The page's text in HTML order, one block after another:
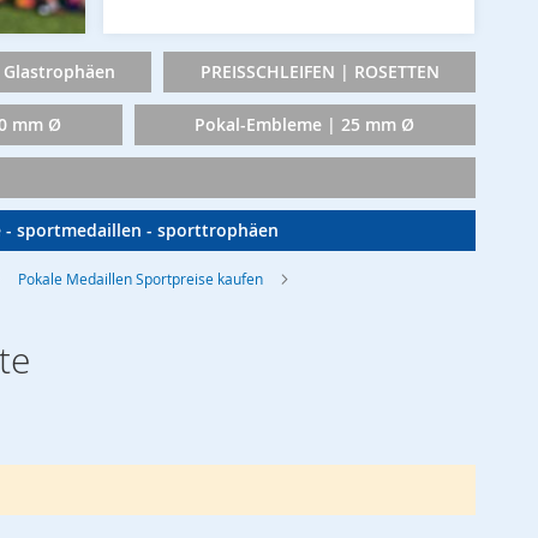
Glastrophäen PREISSCHLEIFEN | ROSETTEN
mm Ø Pokal-Embleme | 25 mm Ø
sportmedaillen - sporttrophäen
Pokale Medaillen Sportpreise kaufen